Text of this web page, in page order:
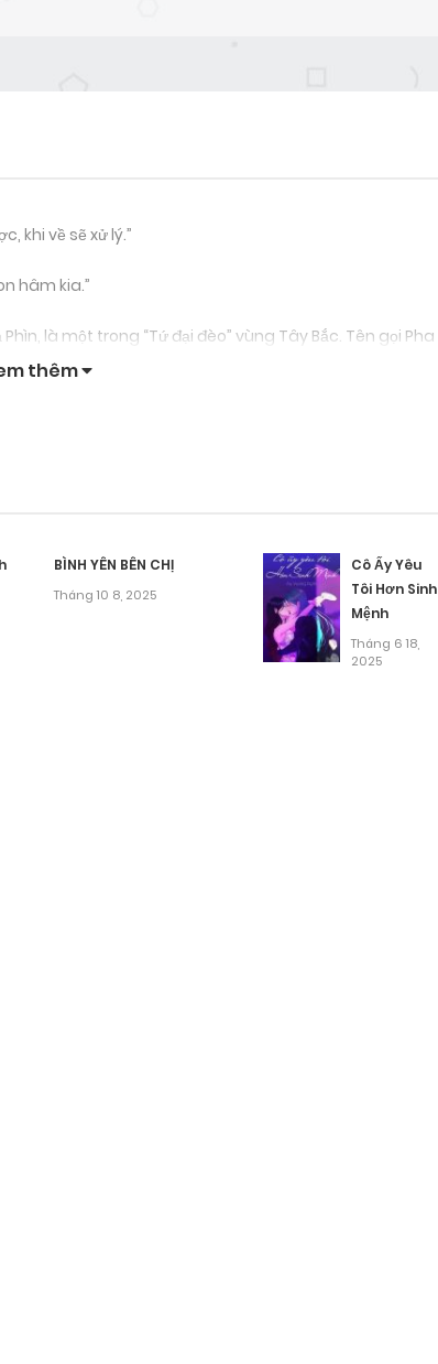
khi về sẽ xử lý.”
hâm kia.”
là một trong “Tứ đại đèo” vùng Tây Bắc. Tên gọi Pha
nghĩa là trời, “Đin” lại chỉ đất, hàm ý chính là nơi
– nhà thơ Tố Hữu)
thêm
BÌNH YÊN BÊN CHỊ
Tháng 10 8, 2025
Cô Ấy Yêu
Tôi Hơn Sinh
Mệnh
Tháng 6 18,
2025